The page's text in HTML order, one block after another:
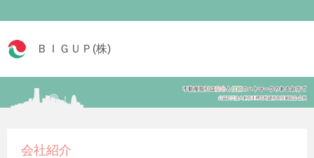
ＢＩＧＵＰ(株)
会社紹介